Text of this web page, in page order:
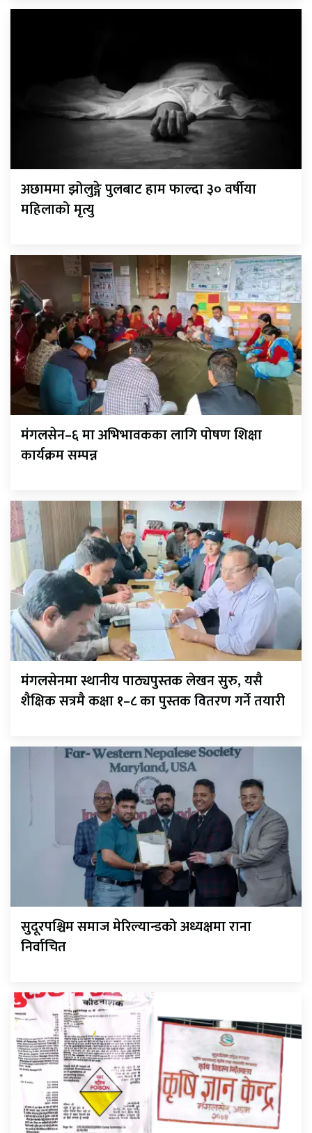
अछाममा झोलुङ्गे पुलबाट हाम फाल्दा ३० वर्षीया
महिलाको मृत्यु
मंगलसेन–६ मा अभिभावकका लागि पोषण शिक्षा
कार्यक्रम सम्पन्न
मंगलसेनमा स्थानीय पाठ्यपुस्तक लेखन सुरु, यसै
शैक्षिक सत्रमै कक्षा १–८ का पुस्तक वितरण गर्ने तयारी
सुदूरपश्चिम समाज मेरिल्यान्डको अध्यक्षमा राना
निर्वाचित